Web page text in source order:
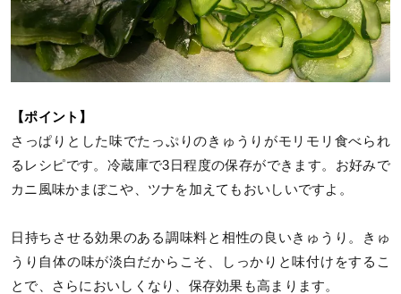
【ポイント】
さっぱりとした味でたっぷりのきゅうりがモリモリ食べられ
るレシピです。冷蔵庫で3日程度の保存ができます。お好みで
カニ風味かまぼこや、ツナを加えてもおいしいですよ。
日持ちさせる効果のある調味料と相性の良いきゅうり。きゅ
うり自体の味が淡白だからこそ、しっかりと味付けをするこ
とで、さらにおいしくなり、保存効果も高まります。